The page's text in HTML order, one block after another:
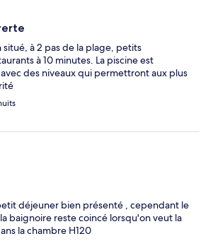
à 2 pas de la plage, petits
à 10 minutes. La piscine est
des niveaux qui permettront aux plus
déjeuner bien présenté , cependant le
baignoire reste coincé lorsqu'on veut la
la chambre H120